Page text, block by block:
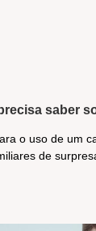
saber
o uso de um
de